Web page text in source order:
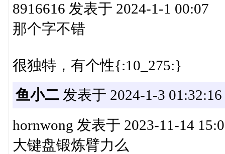
8916616 发表于 2024-1-1 00:07
那个字不错
很独特，有个性{:10_275:}
鱼小二发表于 2024-1-3 01:32:16
hornwong 发表于 2023-11-14
大键盘锻炼臂力么